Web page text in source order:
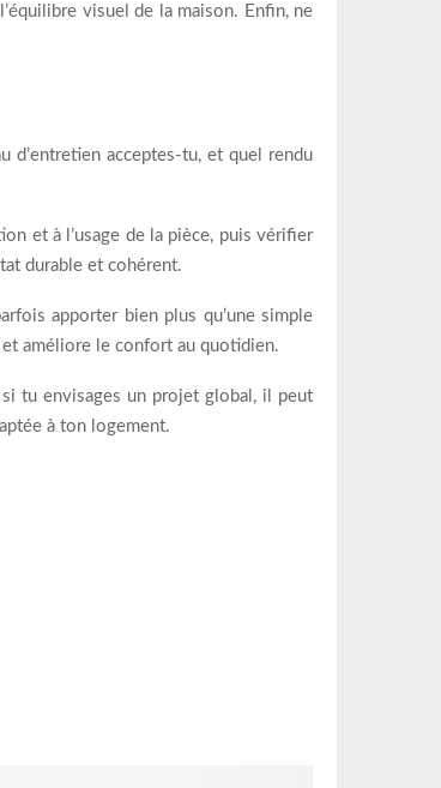
visuel de la maison. Enfin, ne
d’entretien acceptes-tu, et quel rendu
et à l’usage de la pièce, puis vérifier
durable et cohérent.
apporter bien plus qu’une simple
améliore le confort au quotidien.
tu envisages un projet global, il peut
à ton logement.